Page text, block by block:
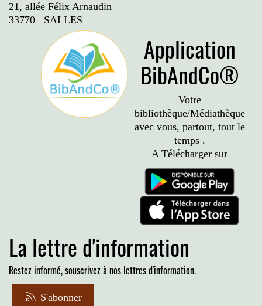
21, allée Félix Arnaudin
33770 SALLES
Application
BibAndCo®
Votre
bibliothèque/Médiathèque
avec vous, partout, tout le
temps .
A Télécharger sur
La lettre d'information
Restez informé, souscrivez à nos lettres d'information.
S'abonner